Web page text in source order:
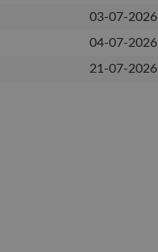
03-07-2026
04-07-2026
21-07-2026